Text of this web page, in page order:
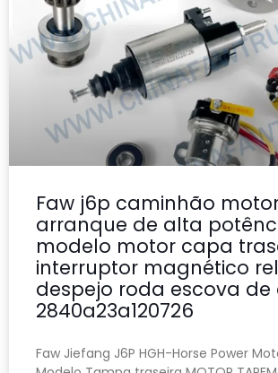
Faw j6p caminhão
arranque de alta
modelo motor capa
interruptor magnético
despejo roda escova
2840a23a120726
Faw Jiefang J6P HGH-Horse Power